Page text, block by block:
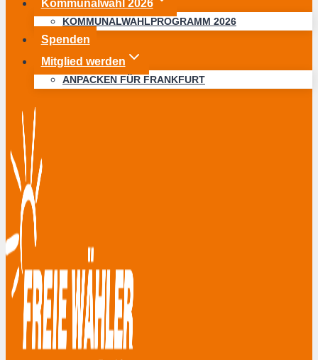
Kommunalwahl 2026
KOMMUNALWAHLPROGRAMM 2026
Spenden
Mitglied werden
ANPACKEN FÜR FRANKFURT